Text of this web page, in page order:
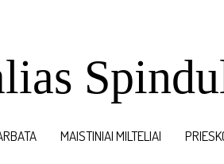
MAISTINIAI MILTELIAI